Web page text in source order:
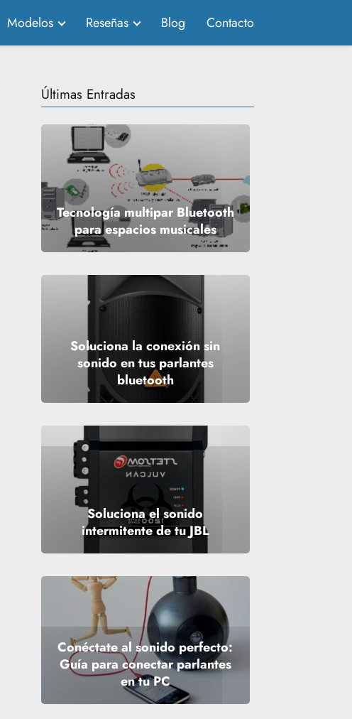
Modelos Reseñas Blog Contacto
Últimas Entradas
Tecnología multipar Bluetooth
para espacios musicales
Soluciona la conexión sin
sonido en tus parlantes
bluetooth
Soluciona el sonido
intermitente de tu JBL
Conéctate al sonido perfecto:
Guía para conectar parlantes
en tu PC